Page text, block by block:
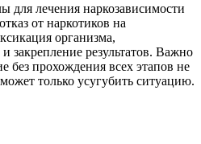
для лечения наркозависимости
от наркотиков на
организма,
закрепление результатов. Важно
без прохождения всех этапов не
только усугубить ситуацию.